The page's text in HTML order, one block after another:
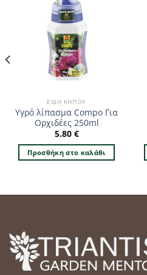
ΕΊΔΗ ΚΉΠΟΥ
Υγρό λίπασμα Compo Για
Ορχιδέες 250ml
5.80 €
Προσθήκη στο καλάθι